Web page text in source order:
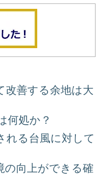
改善する余地は大
何処か？
れる台風に対して
の向上ができる確